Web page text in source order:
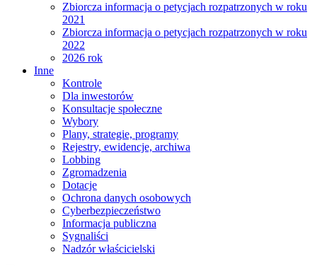
Zbiorcza informacja o petycjach rozpatrzonych w roku
2021
Zbiorcza informacja o petycjach rozpatrzonych w roku
2022
2026 rok
Inne
Kontrole
Dla inwestorów
Konsultacje społeczne
Wybory
Plany, strategie, programy
Rejestry, ewidencje, archiwa
Lobbing
Zgromadzenia
Dotacje
Ochrona danych osobowych
Cyberbezpieczeństwo
Informacja publiczna
Sygnaliści
Nadzór właścicielski